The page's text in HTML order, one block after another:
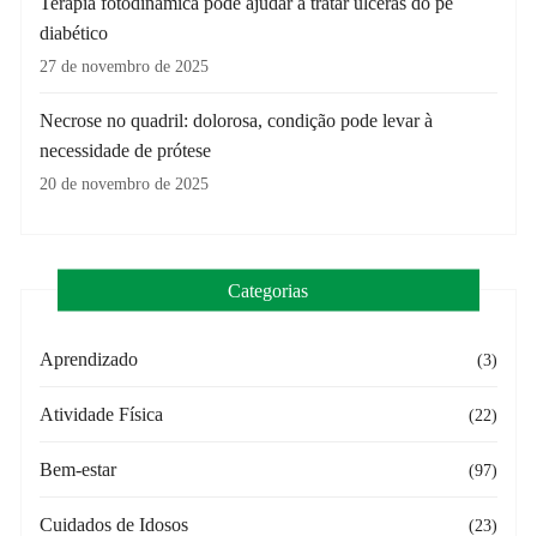
diabético
27 de novembro de 2025
Necrose no quadril: dolorosa, condição pode levar à
necessidade de prótese
20 de novembro de 2025
Categorias
Aprendizado (3)
Atividade Física (22)
Bem-estar (97)
Cuidados de Idosos (23)